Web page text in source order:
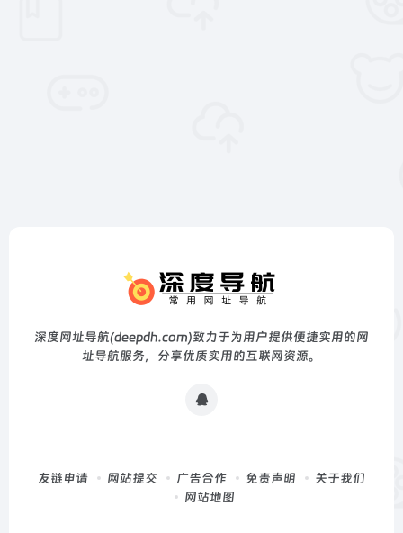
深度网址导航(deepdh.com)致力于为用户提供便捷实用的网
址导航服务，分享优质实用的互联网资源。
友链申请 网站提交 广告合作 免责声明
关于我们
网站地图